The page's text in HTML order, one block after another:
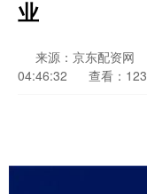
业
来源：京东配资网
04:46:32
查看：123